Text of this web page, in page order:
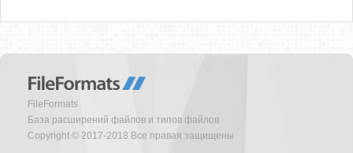
FileFormats
База расширений файлов и типов файлов
Copyright © 2017-2018 Все правая защищены